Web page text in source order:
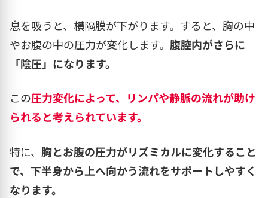
息を吸うと、横隔膜が下がります。すると、胸の中
やお腹の中の圧力が変化します。 腹腔内がさらに
「陰圧」になります。
この圧力変化によって、リンパや静脈の流れが助け
られると考えられています。
特に、 胸とお腹の圧力がリズミカルに変化すること
で、下半身から上へ向かう流れをサポートしやすく
なります。